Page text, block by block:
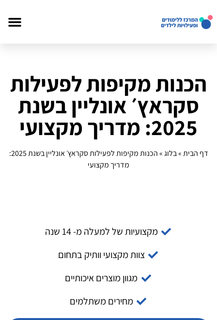
הכנות מקיפות לפעילות
סקראץ׳ אונליין בשנת
2025: מדריך מקצועי
דף הבית»בלוג»
הכנות מקיפות לפעילות סקראץ׳ אונליין בשנת 2025:
מדריך מקצועי
מקצועיות של למעלה מ- 14 שנה
צוות מקצועי וותיק בתחום
מגוון מוצרים איכותיים
מחירים משתלמים